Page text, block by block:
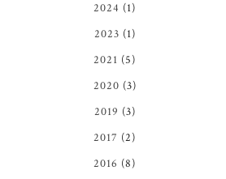
2024 (1)
2023 (1)
2021 (5)
2020 (3)
2019 (3)
2017 (2)
2016 (8)